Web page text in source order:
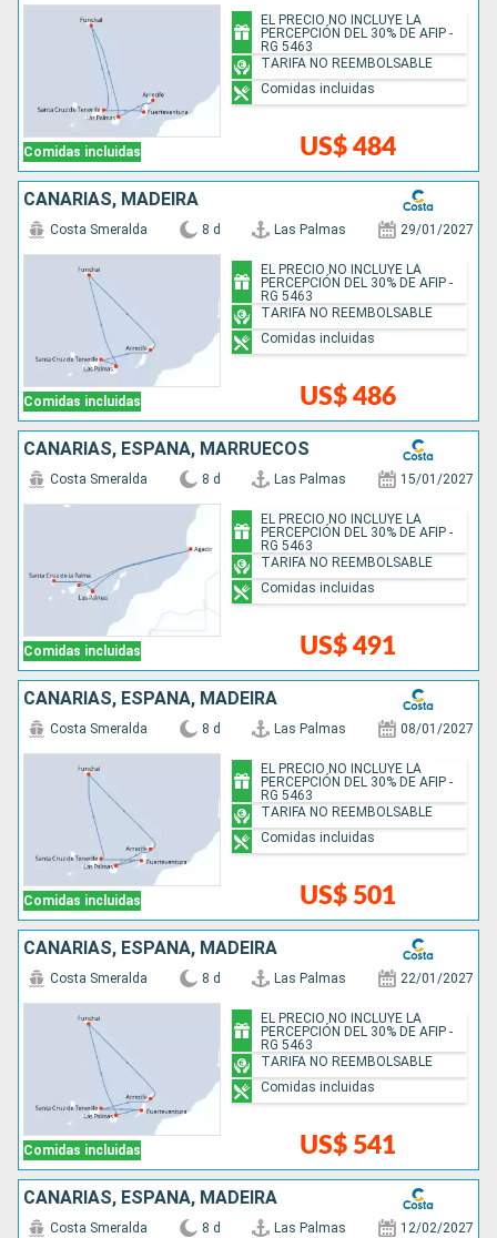
Comidas incluidas US$ 484
EL PRECIO NO INCLUYE LA
PERCEPCIÓN DEL 30% DE AFIP -
RG 5463
TARIFA NO REEMBOLSABLE
Comidas incluidas
CANARIAS, MADEIRA
Comidas incluidas
Costa Smeralda 8 d Las Palmas 29/01/2027
US$ 486
EL PRECIO NO INCLUYE LA
PERCEPCIÓN DEL 30% DE AFIP -
RG 5463
TARIFA NO REEMBOLSABLE
Comidas incluidas
CANARIAS, ESPAÑA, MARRUECOS
Comidas incluidas
Costa Smeralda 8 d Las Palmas 15/01/2027
US$ 491
EL PRECIO NO INCLUYE LA
PERCEPCIÓN DEL 30% DE AFIP -
RG 5463
TARIFA NO REEMBOLSABLE
Comidas incluidas
CANARIAS, ESPAÑA, MADEIRA
Comidas incluidas
Costa Smeralda 8 d Las Palmas 08/01/2027
US$ 501
EL PRECIO NO INCLUYE LA
PERCEPCIÓN DEL 30% DE AFIP -
RG 5463
TARIFA NO REEMBOLSABLE
Comidas incluidas
CANARIAS, ESPAÑA, MADEIRA
Comidas incluidas
Costa Smeralda 8 d Las Palmas 22/01/2027
US$ 541
EL PRECIO NO INCLUYE LA
PERCEPCIÓN DEL 30% DE AFIP -
RG 5463
TARIFA NO REEMBOLSABLE
Comidas incluidas
CANARIAS, ESPAÑA, MADEIRA
Costa Smeralda 8 d Las Palmas 12/02/2027